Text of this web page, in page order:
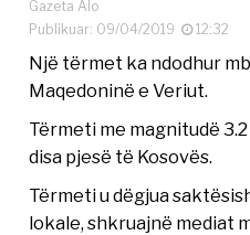
Gazeta Alo
Publikuar: 09/04/2019
12:32
Një tërmet ka ndodhur
Maqedoninë e Veriut.
Tërmeti me magnitudë
disa pjesë të Kosovës.
Tërmeti u dëgjua
lokale, shkruajnë mediat